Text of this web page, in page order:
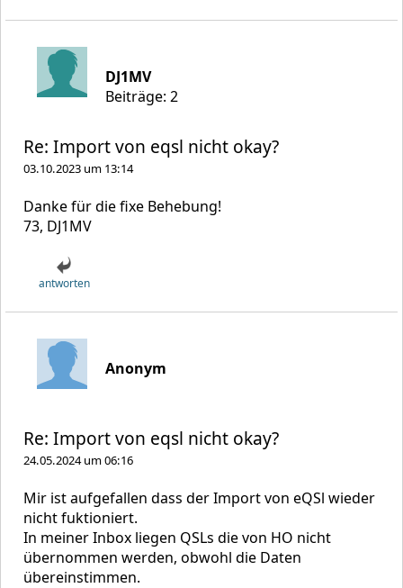
DJ1MV
Beiträge: 2
Re: Import von eqsl nicht okay?
03.10.2023 um 13:14
Danke für die fixe Behebung!
73, DJ1MV
antworten
Anonym
Re: Import von eqsl nicht okay?
24.05.2024 um 06:16
Mir ist aufgefallen dass der Import von eQSl wieder
nicht fuktioniert.
In meiner Inbox liegen QSLs die von HO nicht
übernommen werden, obwohl die Daten
übereinstimmen.